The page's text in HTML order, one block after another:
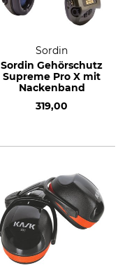
Sordin
Sordin Gehörschutz
Supreme Pro X mit
Nackenband
319,00